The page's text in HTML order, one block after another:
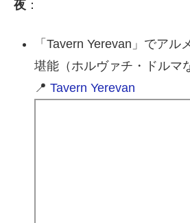
夜 ：
「Tavern Yerevan」でアル
堪能（ホルヴァチ・ドルマ
📍 Tavern Yerevan